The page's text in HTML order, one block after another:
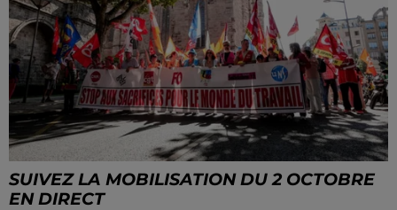
SUIVEZ LA MOBILISATION DU 2 OCTOBRE
EN DIRECT